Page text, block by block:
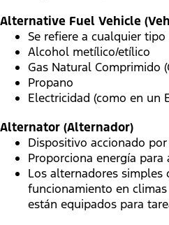
Alternative Fuel Vehicle
Se refiere a cualquier
Alcohol metílico/etílico
Gas Natural Comprimido
Propano
Electricidad (como en un
Alternator (Alternador)
Dispositivo accionado
Proporciona energía
Los alternadores
funcionamiento en
están equipados para